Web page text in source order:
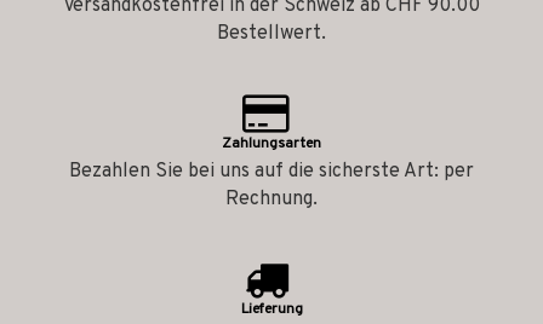
Versandkostenfrei in der Schweiz ab CHF 90.00
Bestellwert.
Zahlungsarten
Bezahlen Sie bei uns auf die sicherste Art: per
Rechnung.
Lieferung